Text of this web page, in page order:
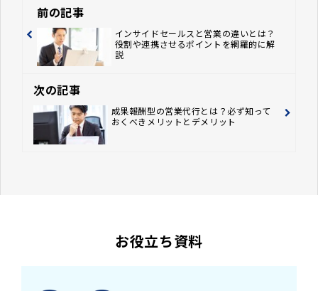
前の記事
インサイドセールスと営業の違いとは？
役割や連携させるポイントを網羅的に解
説
次の記事
成果報酬型の営業代行とは？必ず知って
おくべきメリットとデメリット
お役立ち資料